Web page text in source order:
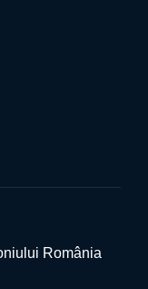
România